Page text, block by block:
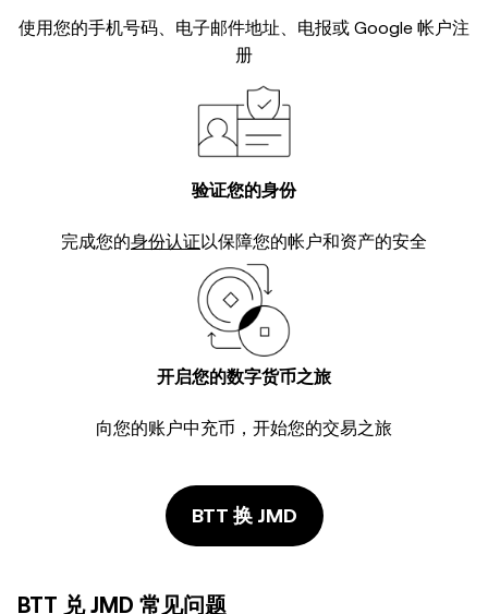
使用您的手机号码、电子邮件地址、电报或 Google 帐户注
册
验证您的身份
完成您的身份认证以保障您的帐户和资产的安全
开启您的数字货币之旅
向您的账户中充币，开始您的交易之旅
BTT 换 JMD
BTT 兑 JMD 常见问题